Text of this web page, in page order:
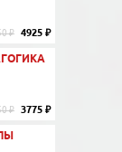
₽ 4925 ₽
₽ 3775 ₽